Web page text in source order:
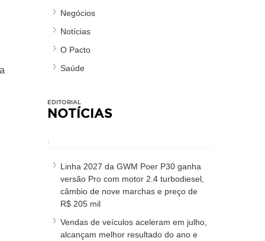
Negócios
Notícias
O Pacto
Saúde
EDITORIAL
NOTÍCIAS
.
Linha 2027 da GWM Poer P30 ganha
versão Pro com motor 2.4 turbodiesel,
câmbio de nove marchas e preço de
R$ 205 mil
Vendas de veículos aceleram em julho,
alcançam melhor resultado do ano e